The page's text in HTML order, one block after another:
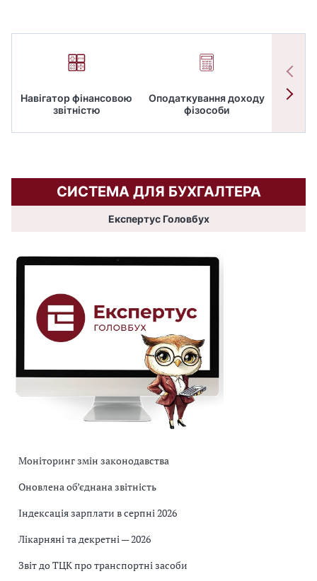
Навігатор фінансовою
звітністю
Оподаткування доходу
фізособи
СИСТЕМА ДЛЯ БУХГАЛТЕРА
Експертус Головбух
Моніторинг змін законодавства
Оновлена об’єднана звітність
Індексація зарплати в серпні 2026
Лікарняні та декретні — 2026
Звіт до ТЦК про транспортні засоби